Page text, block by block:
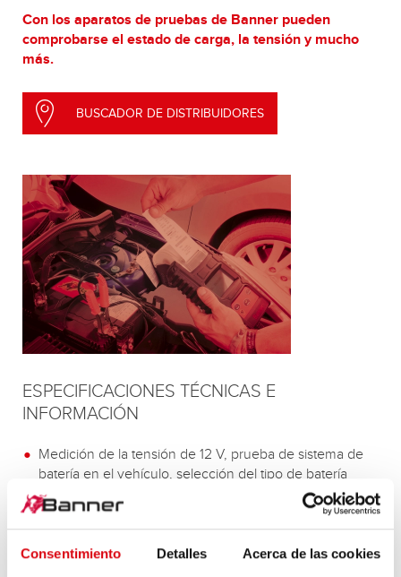
Consentimiento Detalles Acerca de las cookies
Con los aparatos de pruebas de Banner pueden
comprobarse el estado de carga, la tensión y mucho
más.
BUSCADOR DE DISTRIBUIDORES
ESPECIFICACIONES TÉCNICAS E
INFORMACIÓN
Medición de la tensión de 12 V, prueba de sistema de
batería en el vehículo, selección del tipo de batería
Gran pantalla LED con indicación de la corriente (CCA)
y de la tensión, e indicador LED del estado de carga
Medición electrónica, carcasa resistente con cubierta
protectora, manejo sencillo